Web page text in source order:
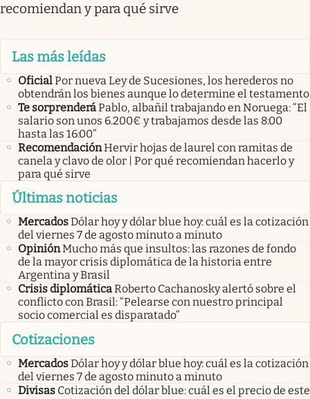
recomiendan y para qué sirve
Las más leídas
OficialPor nueva Ley de Sucesiones, los herederos no
obtendrán los bienes aunque lo determine el testamento
Te sorprenderáPablo, albañil trabajando en Noruega: “El
salario son unos 6.200€ y trabajamos desde las 8:00
hasta las 16:00”
RecomendaciónHervir hojas de laurel con ramitas de
canela y clavo de olor | Por qué recomiendan hacerlo y
para qué sirve
Últimas noticias
MercadosDólar hoy y dólar blue hoy: cuál es la cotización
del viernes 7 de agosto minuto a minuto
OpiniónMucho más que insultos: las razones de fondo
de la mayor crisis diplomática de la historia entre
Argentina y Brasil
Crisis diplomáticaRoberto Cachanosky alertó sobre el
conflicto con Brasil: “Pelearse con nuestro principal
socio comercial es disparatado”
Cotizaciones
MercadosDólar hoy y dólar blue hoy: cuál es la cotización
del viernes 7 de agosto minuto a minuto
Divisas Cotización del dólar blue: cuál es el precio de este